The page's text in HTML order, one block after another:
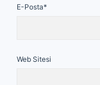
E-Posta*
Web Sitesi